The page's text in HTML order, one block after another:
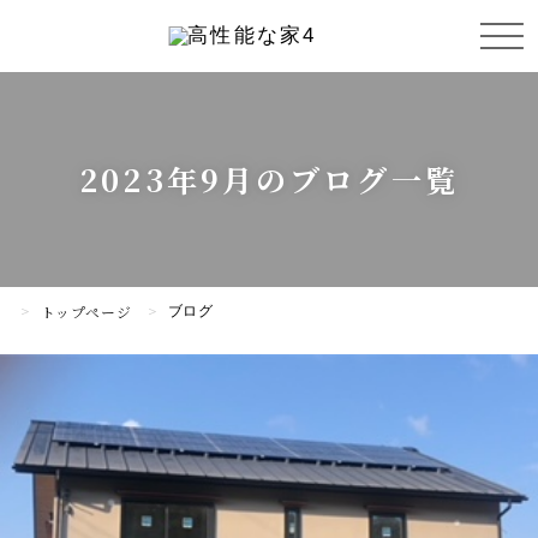
2023年9月のブログ一覧
トップページ ブログ